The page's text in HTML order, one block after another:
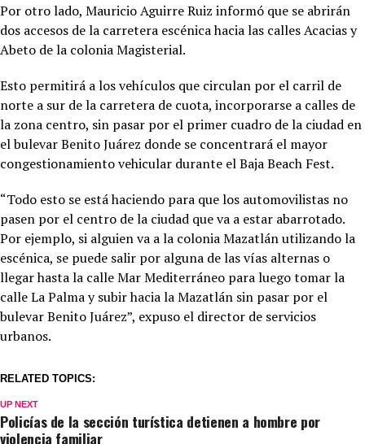
Por otro lado, Mauricio Aguirre Ruiz informó que se abrirán
dos accesos de la carretera escénica hacia las calles Acacias y
Abeto de la colonia Magisterial.
Esto permitirá a los vehículos que circulan por el carril de
norte a sur de la carretera de cuota, incorporarse a calles de
la zona centro, sin pasar por el primer cuadro de la ciudad en
el bulevar Benito Juárez donde se concentrará el mayor
congestionamiento vehicular durante el Baja Beach Fest.
“Todo esto se está haciendo para que los automovilistas no
pasen por el centro de la ciudad que va a estar abarrotado.
Por ejemplo, si alguien va a la colonia Mazatlán utilizando la
escénica, se puede salir por alguna de las vías alternas o
llegar hasta la calle Mar Mediterráneo para luego tomar la
calle La Palma y subir hacia la Mazatlán sin pasar por el
bulevar Benito Juárez”, expuso el director de servicios
urbanos.
RELATED TOPICS:
UP NEXT
Policías de la sección turística detienen a hombre por
violencia familiar